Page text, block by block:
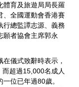
體育及旅遊局局長羅
、全國運動會香港賽
行總監譚志源、義務
願者協會主席郭永
儀式致辭時表示，
超過15,000名成人
位已年過80歲。